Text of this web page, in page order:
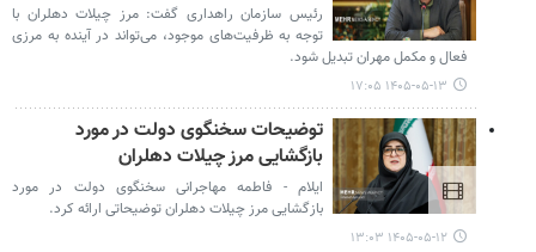
رئیس سازمان راهداری گفت: مرز چیلات دهلران با
توجه به ظرفیت‌های موجود، می‌تواند در آینده به مرزی
فعال و مکمل مهران تبدیل شود.
۱۴۰۵-۰۵-۱۳ ۱۷:۰۵
توضیحات سخنگوی دولت در مورد
بازگشایی مرز چیلات دهلران
ایلام - فاطمه مهاجرانی سخنگوی دولت در مورد
بازگشایی مرز چیلات دهلران توضیحاتی ارائه کرد.
۱۴۰۵-۰۵-۱۲ ۱۳:۰۳